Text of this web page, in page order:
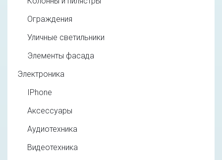
Ограждения
Уличные светильники
Элементы фасада
Электроника
IPhone
Аксессуары
Аудиотехника
Видеотехника